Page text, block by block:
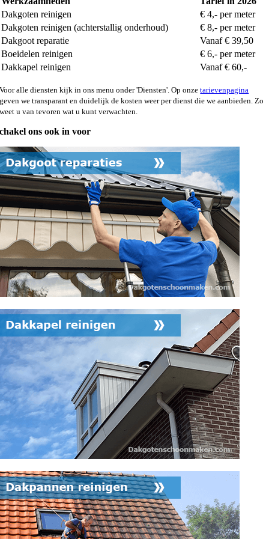
Dakgoten reinigen
€ 4,- per meter
Dakgoten reinigen (achterstallig onderhoud)
€ 8,- per meter
Dakgoot reparatie
Vanaf € 39,50
Boeidelen reinigen
€ 6,- per meter
Dakkapel reinigen
Vanaf € 60,-
Voor alle diensten kijk in ons menu onder 'Diensten'. Op onzetarievenpagina
geven we transparant en duidelijk de kosten weer per dienst die we aanbieden. Zo
weet u van tevoren wat u kunt verwachten.
ons ook in voor